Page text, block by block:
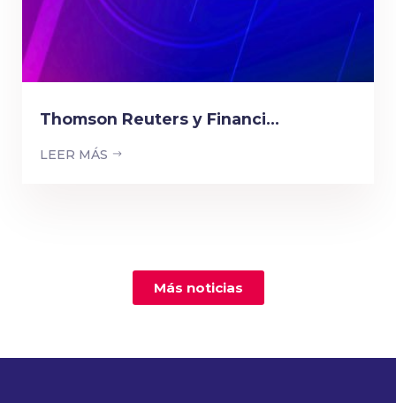
Thomson Reuters y Financi...
LEER MÁS
Más noticias